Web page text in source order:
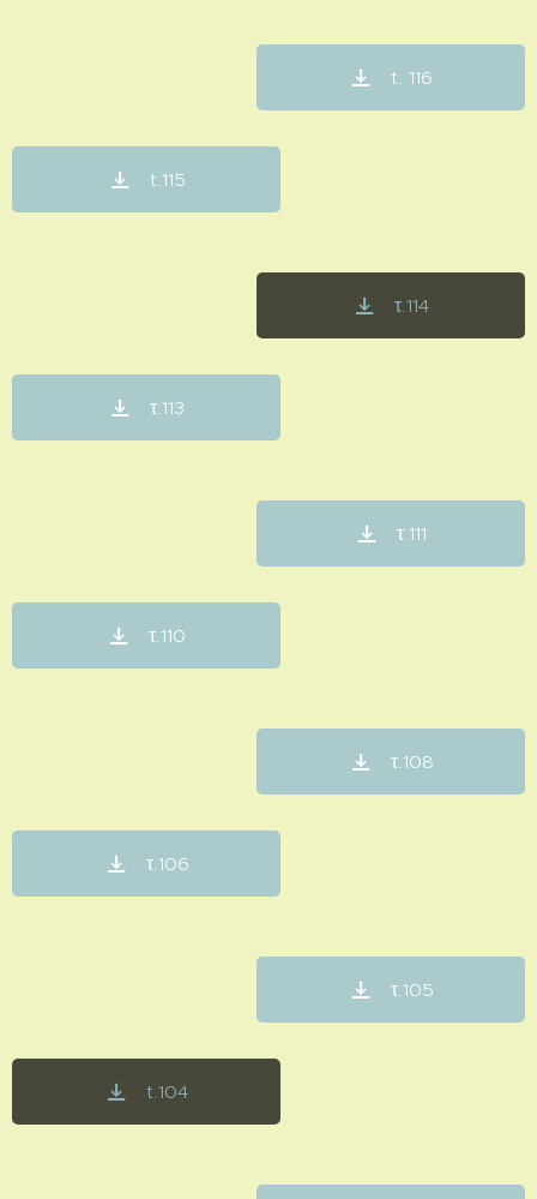
t. 116
t.115
τ.114
τ.113
τ.111
τ.110
τ.108
τ.106
τ.105
t.104